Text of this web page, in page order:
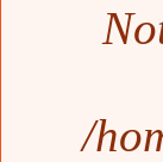
/